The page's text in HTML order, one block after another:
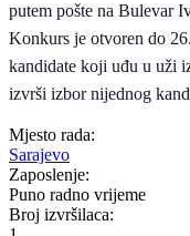
putem pošte na Bulevar
Konkurs je otvoren do
kandidate koji uđu u uži
izvrši izbor nijednog
Mjesto rada:
Sarajevo
Zaposlenje:
Puno radno vrijeme
Broj izvršilaca: